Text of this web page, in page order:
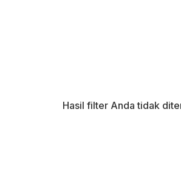
Hasil filter Anda tidak